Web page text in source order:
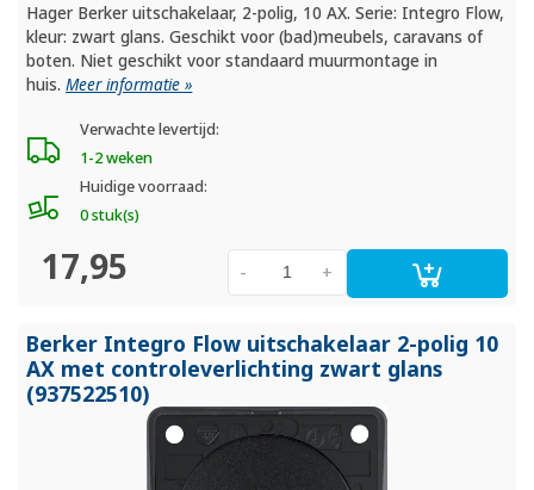
Hager Berker uitschakelaar, 2-polig, 10 AX. Serie: Integro Flow,
kleur: zwart glans. Geschikt voor (bad)meubels, caravans of
boten. Niet geschikt voor standaard muurmontage in
huis.Meer informatie »
Verwachte levertijd:
1-2 weken
Huidige voorraad:
0 stuk(s)
17,95 +
-
Berker Integro Flow uitschakelaar 2-polig 10
AX met controleverlichting zwart glans
(937522510)